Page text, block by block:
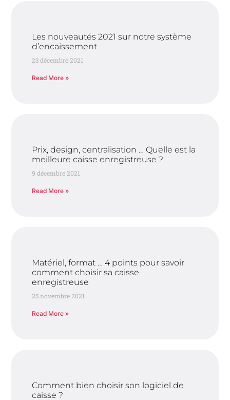
Les nouveautés 2021 sur notre système
d’encaissement
23 décembre 2021
Read More »
Prix, design, centralisation … Quelle est la
meilleure caisse enregistreuse ?
9 décembre 2021
Read More »
Matériel, format … 4 points pour savoir
comment choisir sa caisse
enregistreuse
25 novembre 2021
Read More »
Comment bien choisir son logiciel de
caisse ?